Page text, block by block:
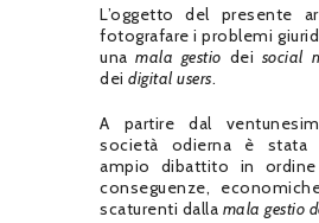
L’oggetto del presente
fotografare i problemi
unamala gestio dei social
dei digital users.
A partire dal
società odierna è stata
ampio dibattito in
conseguenze,
scaturenti dalla mala gestio